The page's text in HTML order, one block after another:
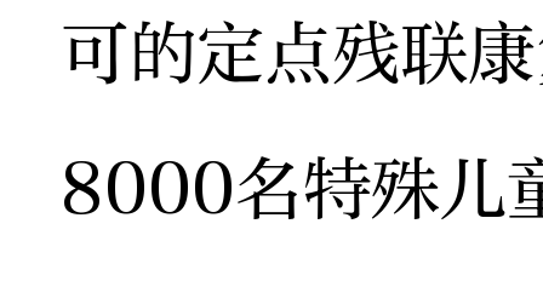
可的定点残联
8000名特殊儿